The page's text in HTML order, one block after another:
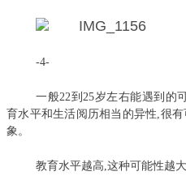
-4-
一般22到25岁左右能遇到的
育水平和生活阅历相当的异性,很
象。
教育水平越高,这种可能性越